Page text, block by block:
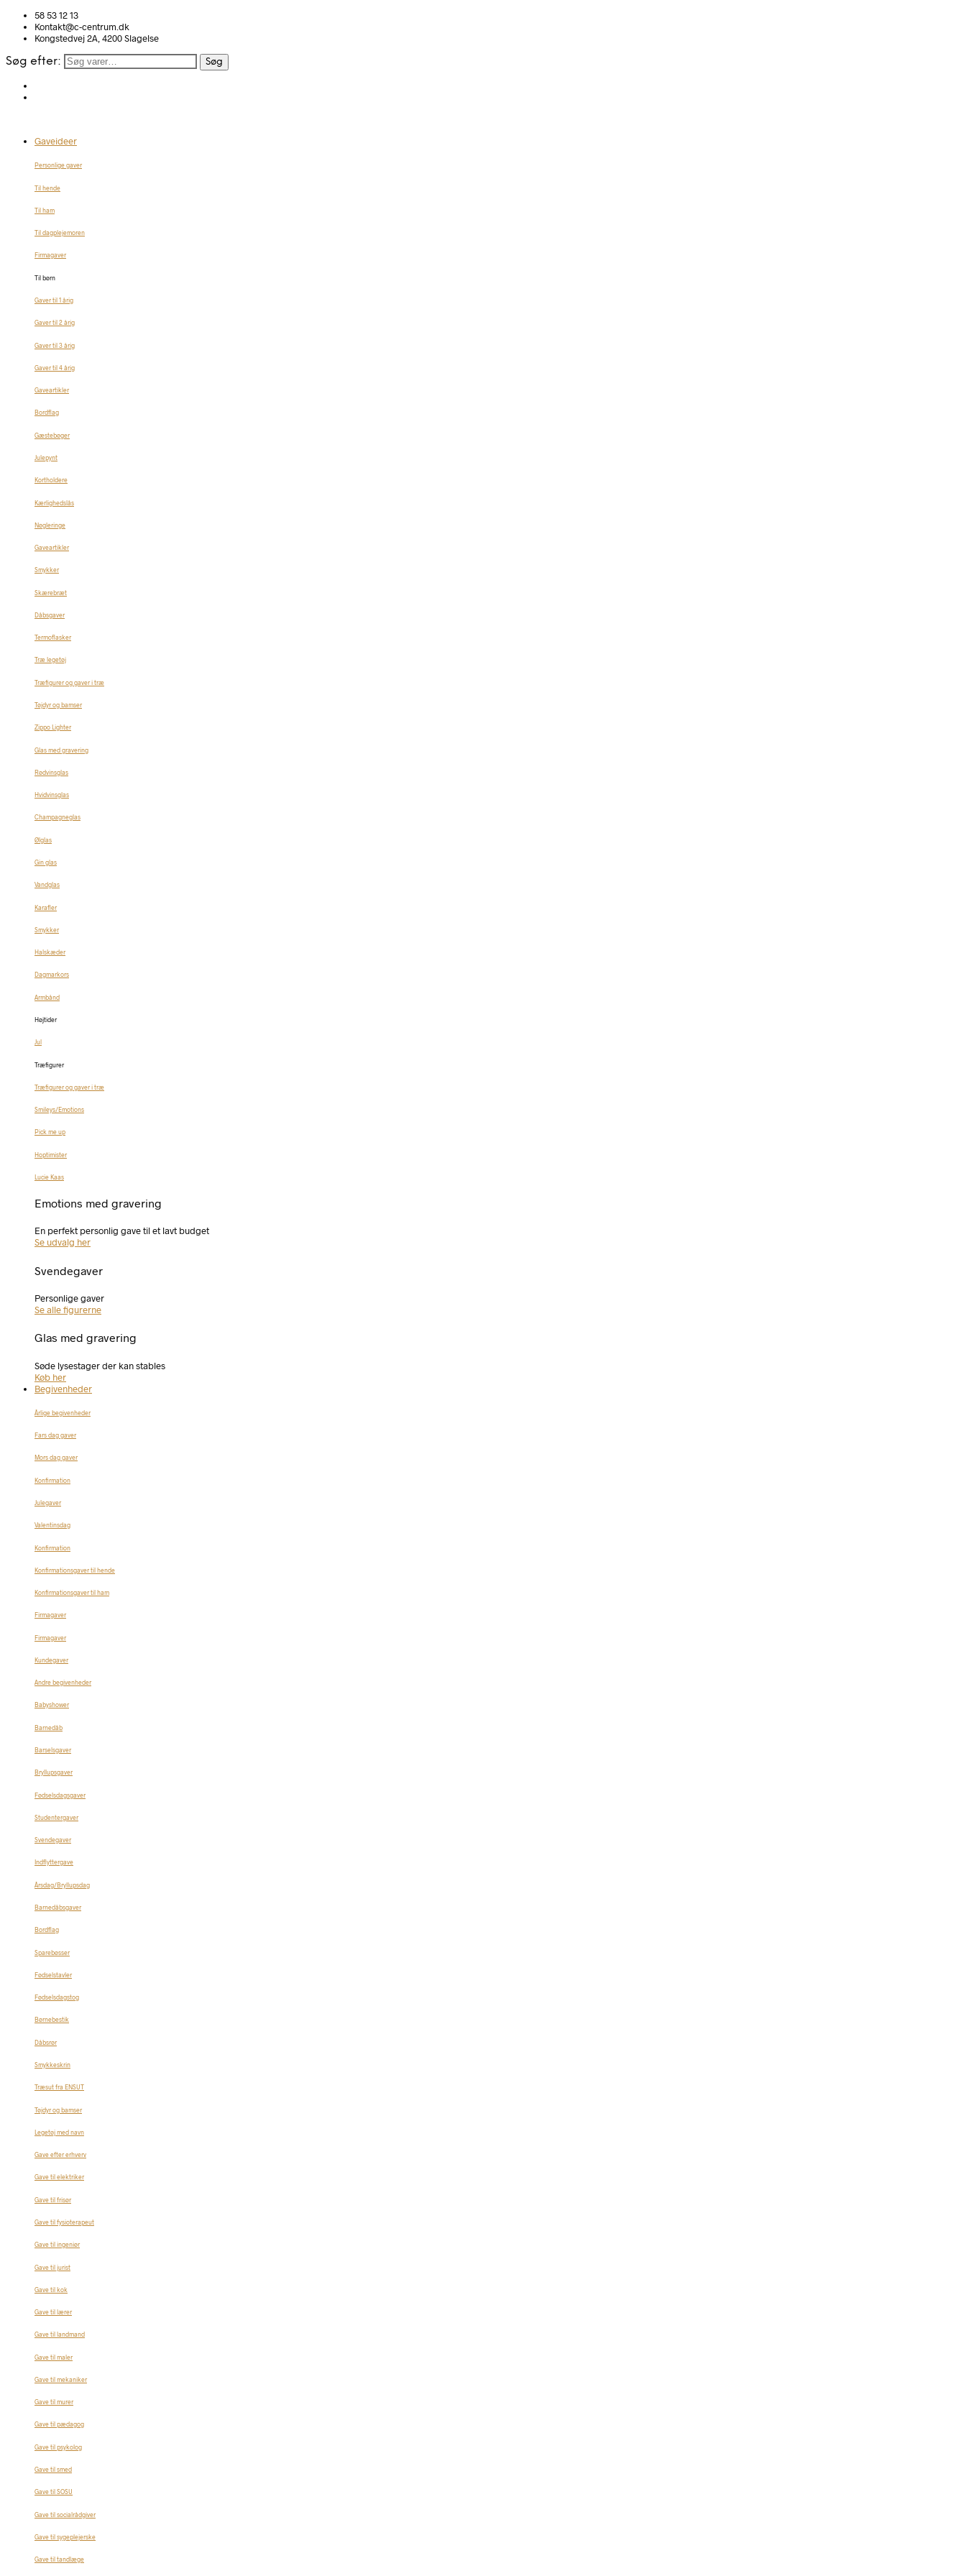
58 53 12 13
Kontakt@c-centrum.dk
Kongstedvej 2A, 4200 Slagelse
Søg efter: Søg
Gaveideer
Personlige gaver
Til hende
Til ham
Til dagplejemoren
Firmagaver
Til børn
Gaver til 1 årig
Gaver til 2 årig
Gaver til 3 årig
Gaver til 4 årig
Gaveartikler
Bordflag
Gæstebøger
Julepynt
Kortholdere
Kærlighedslås
Nøgleringe
Gaveartikler
Smykker
Skærebræt
Dåbsgaver
Termoflasker
Træ legetøj
Træfigurer og gaver i træ
Tøjdyr og bamser
Zippo Lighter
Glas med gravering
Rødvinsglas
Hvidvinsglas
Champagneglas
Ølglas
Gin glas
Vandglas
Karafler
Smykker
Halskæder
Dagmarkors
Armbånd
Højtider
Jul
Træfigurer
Træfigurer og gaver i træ
Smileys/Emotions
Pick me up
Hoptimister
Lucie Kaas
Emotions med gravering
En perfekt personlig gave til et lavt budget
Se udvalg her
Svendegaver
Personlige gaver
Se alle figurerne
Glas med gravering
Søde lysestager der kan stables
Køb her
Begivenheder
Årlige begivenheder
Fars dag gaver
Mors dag gaver
Konfirmation
Julegaver
Valentinsdag
Konfirmation
Konfirmationsgaver til hende
Konfirmationsgaver til ham
Firmagaver
Firmagaver
Kundegaver
Andre begivenheder
Babyshower
Barnedåb
Barselsgaver
Bryllupsgaver
Fødselsdagsgaver
Studentergaver
Svendegaver
Indflyttergave
Årsdag/Bryllupsdag
Barnedåbsgaver
Bordflag
Sparebøsser
Fødselstavler
Fødselsdagstog
Børnebestik
Dåbsrør
Smykkeskrin
Træsut fra ENSUT
Tøjdyr og bamser
Legetøj med navn
Gave efter erhverv
Gave til elektriker
Gave til frisør
Gave til fysioterapeut
Gave til ingeniør
Gave til jurist
Gave til kok
Gave til lærer
Gave til landmand
Gave til maler
Gave til mekaniker
Gave til murer
Gave til pædagog
Gave til psykolog
Gave til smed
Gave til SOSU
Gave til socialrådgiver
Gave til sygeplejerske
Gave til tandlæge